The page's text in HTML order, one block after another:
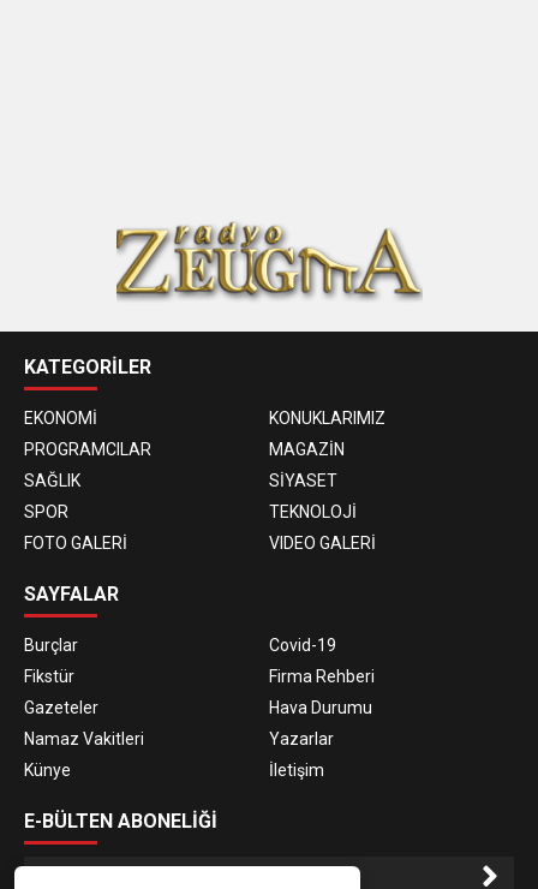
KATEGORİLER
EKONOMİ
KONUKLARIMIZ
PROGRAMCILAR
MAGAZİN
SAĞLIK
SİYASET
SPOR
TEKNOLOJİ
FOTO GALERİ
VIDEO GALERİ
SAYFALAR
Burçlar
Covid-19
Fikstür
Firma Rehberi
Gazeteler
Hava Durumu
Namaz Vakitleri
Yazarlar
Künye
İletişim
E-BÜLTEN ABONELİĞİ